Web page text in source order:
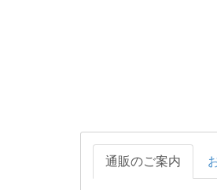
通販のご案内